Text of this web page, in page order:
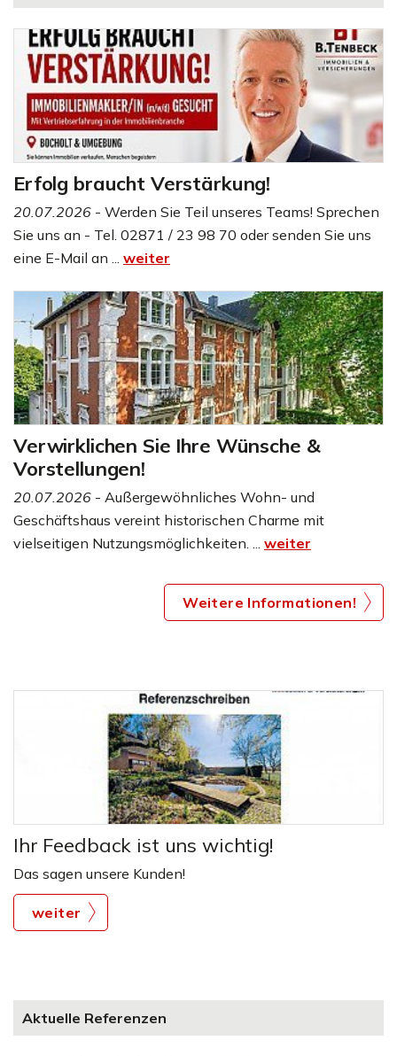
Erfolg braucht Verstärkung!
20.07.2026 - Werden Sie Teil unseres Teams! Sprechen
Sie uns an - Tel. 02871 / 23 98 70 oder senden Sie uns
eine E-Mail an ... weiter
Verwirklichen Sie Ihre Wünsche &
Vorstellungen!
20.07.2026 - Außergewöhnliches Wohn- und
Geschäftshaus vereint historischen Charme mit
vielseitigen Nutzungsmöglichkeiten. ... weiter
Weitere Informationen!
Ihr Feedback ist uns wichtig!
Das sagen unsere Kunden!
weiter
Aktuelle Referenzen